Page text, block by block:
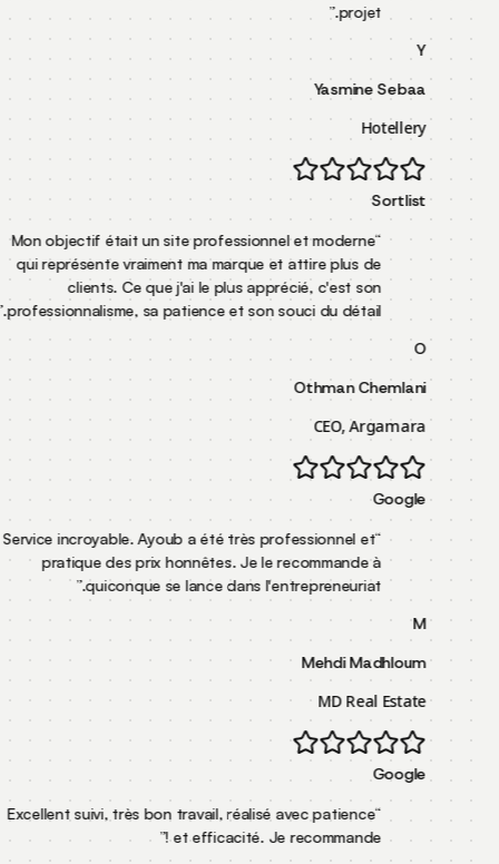
Mon objectif était un site professionnel et
qui représente vraiment ma marque et attire
clients. Ce que j'ai le plus apprécié,
professionnalisme, sa patience et son souci du
”
Service incroyable. Ayoub a été très
pratique des prix honnêtes. Je le
quiconque se lance dans
”
Mehdi
MD
Excellent suivi, très bon travail, réalisé avec
et efficacité. Je
”